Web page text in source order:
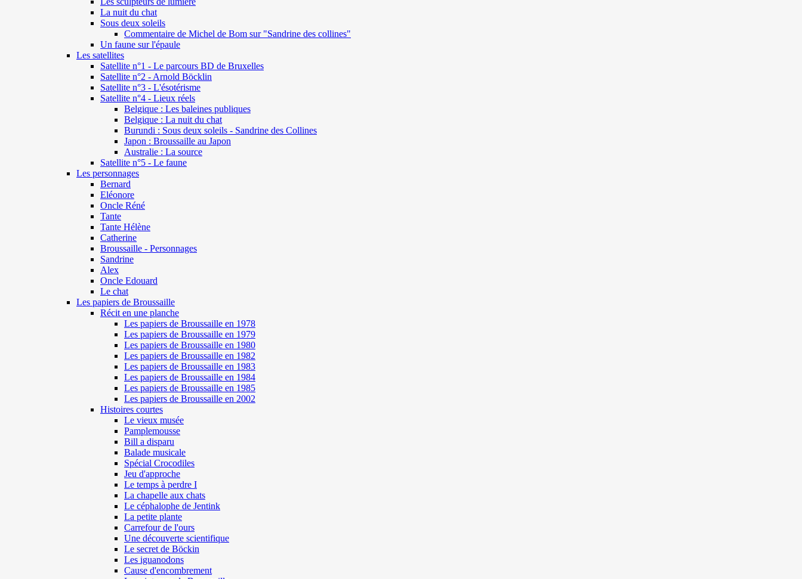
La nuit du chat
Sous deux soleils
Commentaire de Michel de Bom sur "Sandrine des collines"
Un faune sur l'épaule
Les satellites
Satellite n°1 - Le parcours BD de Bruxelles
Satellite n°2 - Arnold Böcklin
Satellite n°3 - L'ésotérisme
Satellite n°4 - Lieux réels
Belgique : Les baleines publiques
Belgique : La nuit du chat
Burundi : Sous deux soleils - Sandrine des Collines
Japon : Broussaille au Japon
Australie : La source
Satellite n°5 - Le faune
Les personnages
Bernard
Eléonore
Oncle Réné
Tante
Tante Hélène
Catherine
Broussaille - Personnages
Sandrine
Alex
Oncle Edouard
Le chat
Les papiers de Broussaille
Récit en une planche
Les papiers de Broussaille en 1978
Les papiers de Broussaille en 1979
Les papiers de Broussaille en 1980
Les papiers de Broussaille en 1982
Les papiers de Broussaille en 1983
Les papiers de Broussaille en 1984
Les papiers de Broussaille en 1985
Les papiers de Broussaille en 2002
Histoires courtes
Le vieux musée
Pamplemousse
Bill a disparu
Balade musicale
Spécial Crocodiles
Jeu d'approche
Le temps à perdre I
La chapelle aux chats
Le céphalophe de Jentink
La petite plante
Carrefour de l'ours
Une découverte scientifique
Le secret de Böckin
Les iguanodons
Cause d'encombrement